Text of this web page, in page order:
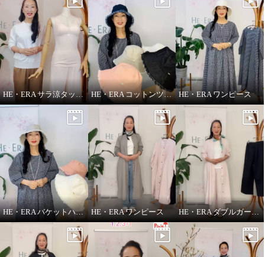
HE・ERA サラ涼タッチ ペチパンツ HE・ERA コットンツイル バケットハット HE・ERA ワンピース
HE・ERA バケットハット HE・ERA ワンピース HE・ERA ダブルガーゼ パンツ